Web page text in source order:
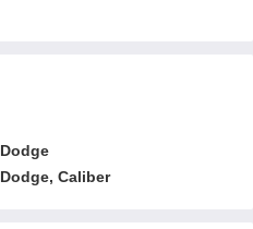
Dodge
Dodge, Caliber